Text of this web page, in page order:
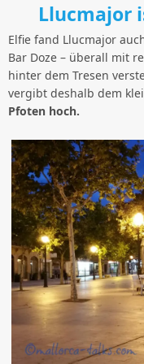
Llucmajor
Elfie fand Llucmajor
Bar Doze – überall mit
hinter dem Tresen
vergibt deshalb dem
Pfoten hoch.